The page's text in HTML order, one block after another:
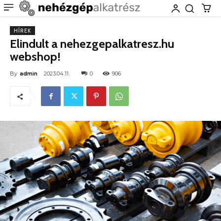
HÍREK
Elindult a nehezgepalkatresz.hu
webshop!
By admin 2023.04.11. 0 906